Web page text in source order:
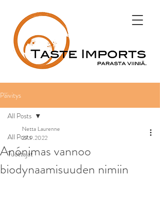
Päivitys
All Posts
Tuottajat
All Posts
Anónimas vannoo
biodynaamisuuden nimiin
Netta Laurenne
27.9.2022